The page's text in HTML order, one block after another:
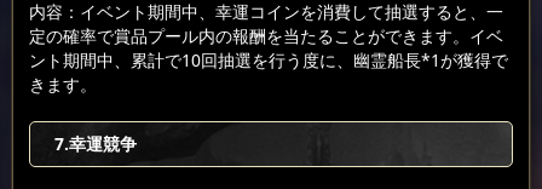
内容：イベント期間中、幸運コインを消費して抽選すると、一
定の確率で賞品プール内の報酬を当たることができます。イベ
ント期間中、累計で10回抽選を行う度に、幽霊船長*1が獲得で
きます。
7.幸運競争